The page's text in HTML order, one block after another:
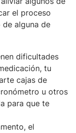
el proceso
de alguna de
dificultades
tu
cajas de
u otros
para que te
el